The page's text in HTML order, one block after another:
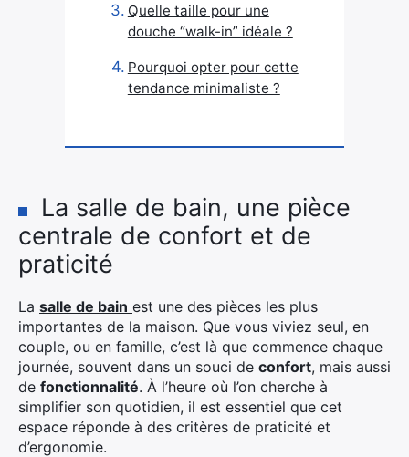
Quelle taille pour une
douche “walk-in” idéale ?
Pourquoi opter pour cette
tendance minimaliste ?
La salle de bain, une pièce
centrale de confort et de
praticité
La salle de bain est une des pièces les plus
importantes de la maison. Que vous viviez seul, en
couple, ou en famille, c’est là que commence chaque
journée, souvent dans un souci de confort, mais aussi
de fonctionnalité. À l’heure où l’on cherche à
simplifier son quotidien, il est essentiel que cet
espace réponde à des critères de praticité et
d’ergonomie.